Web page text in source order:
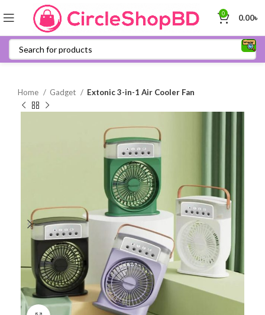
0 0.00৳
Home Gadget Extonic 3-in-1 Air Cooler Fan